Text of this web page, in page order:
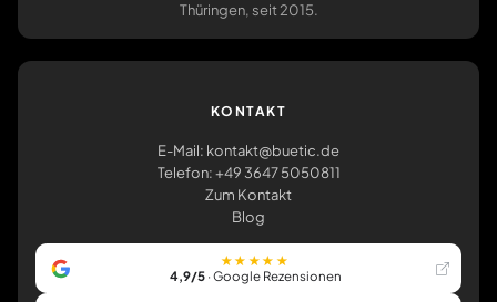
Thüringen, seit 2015.
KONTAKT
E-Mail: kontakt@buetic.de
Telefon: +49 3647 5050811
Zum Kontakt
Blog
★★★★★
4,9/5· Google Rezensionen